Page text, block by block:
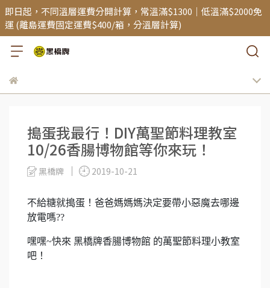
即日起，不同溫層運費分開計算，常溫滿$1300｜低溫滿$2000免
運 (離島運費固定運費$400/箱，分溫層計算)
搗蛋我最行！DIY萬聖節料理教室
10/26香腸博物館等你來玩！
黑橋牌 2019-10-21
不給糖就搗蛋！爸爸媽媽媽決定要帶小惡魔去哪邊
放電嗎??
嘿嘿~快來 黑橋牌香腸博物館 的萬聖節料理小教室
吧！